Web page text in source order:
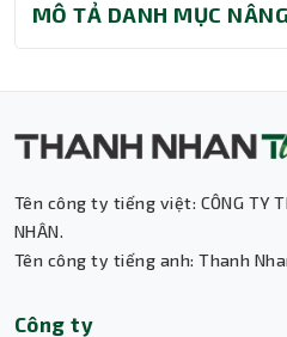
MÔ TẢ DANH MỤC
Tên công ty tiếng việt: CÔNG TY
NHÂN.
Tên công ty tiếng anh: Thanh
Công ty
Trợ lý AI • Phản hồi